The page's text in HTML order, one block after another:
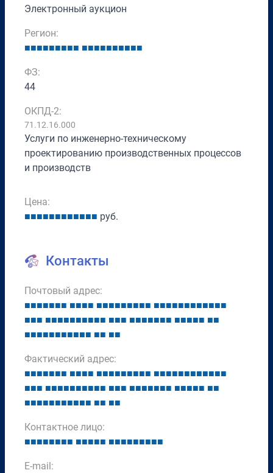
Электронный аукцион
Регион:
■■■■■■■■■ ■■■■■■■■■■
ФЗ:
44
ОКПД-2:
71.12.16.000
Услуги по инженерно-техническому
проектированию производственных процессов
и производств
Цена:
■■■■■■■■■■■■ руб.
Контакты
Почтовый адрес:
■■■■■■■ ■■■■ ■■■■■■■■■ ■■■■■■■■■■■■
■■■ ■■■■■■■■■■ ■■■ ■■■■■■■ ■■■■■ ■■
■■■■■■■■■■■ ■■ ■■
Фактический адрес:
■■■■■■■ ■■■■ ■■■■■■■■■ ■■■■■■■■■■■■
■■■ ■■■■■■■■■■ ■■■ ■■■■■■■ ■■■■■ ■■
■■■■■■■■■■■ ■■ ■■
Контактное лицо:
■■■■■■■■ ■■■■■ ■■■■■■■■■
E-mail: